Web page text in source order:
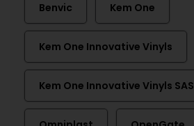
Benvic Kem One
Kem One Innovative Vinyls
Kem One Innovative Vinyls SAS